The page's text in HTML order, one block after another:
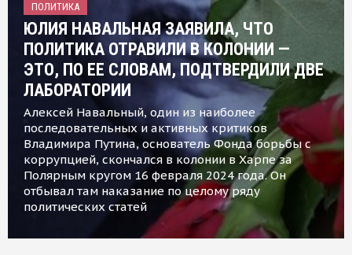
ПОЛИТИКА
ЮЛИЯ НАВАЛЬНАЯ ЗАЯВИЛА, ЧТО
ПОЛИТИКА ОТРАВИЛИ В КОЛОНИИ —
ЭТО, ПО ЕЕ СЛОВАМ, ПОДТВЕРДИЛИ ДВЕ
ЛАБОРАТОРИИ
Алексей Навальный, один из наиболее
последовательных и активных критиков
Владимира Путина, основатель Фонда борьбы с
коррупцией, скончался в колонии в Харпе за
Полярным кругом 16 февраля 2024 года. Он
отбывал там наказание по целому ряду
политических статей